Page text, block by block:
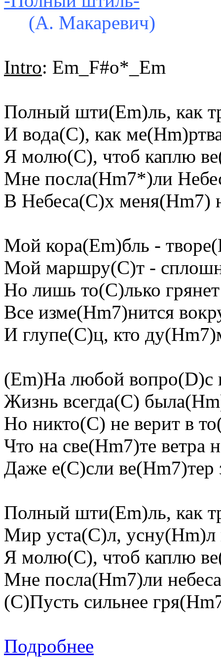
(А. Макаревич)
Intro: Em_F#o*_Em
Полный шти(Em)ль, как
И вода(C), как
Я молю(C), чтоб каплю
Мне посла(Hm7*)ли
В Небеса(C)х
Мой кора(Em)бль -
Мой маршру(C)т -
Но лишь то(C)лько
Все изме(Hm7)нится
И глупе(C)ц, кто
(Em)На любой вопро(D)с
Жизнь всегда(C)
Но никто(C) не верит в
Что на све(Hm7)те ветра
Даже е(C)сли
Полный шти(Em)ль, как
Мир уста(C)л,
Я молю(C), чтоб каплю
Мне посла(Hm7)ли
(C)Пусть сильнее
Подробнее